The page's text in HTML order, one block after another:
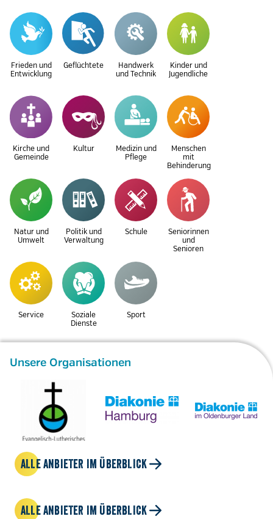
Frieden und
Entwicklung
Geflüchtete
Handwerk
und Technik
Kinder und
Jugendliche
Kirche und
Gemeinde
Kultur
Medizin und
Pflege
Menschen
mit
Behinderung
Natur und
Umwelt
Politik und
Verwaltung
Schule
Seniorinnen
und
Senioren
Service
Soziale
Dienste
Sport
Unsere Organisationen
ALLE ANBIETER IM ÜBERBLICK
ALLE ANBIETER IM ÜBERBLICK